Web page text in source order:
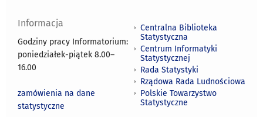
Informacja
Godziny pracy Informatorium:
poniedziałek-piątek 8.00–
16.00
zamówienia na dane
statystyczne
Centralna Biblioteka
Statystyczna
Centrum Informatyki
Statystycznej
Rada Statystyki
Rządowa Rada Ludnościowa
Polskie Towarzystwo
Statystyczne